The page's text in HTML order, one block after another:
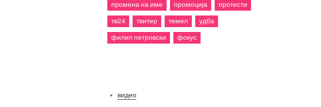
промена на име
промоција
протести
тв24
твитер темел
удба
филип петровски
фокус
видео